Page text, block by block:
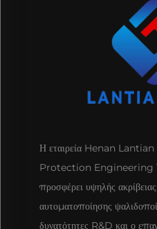
Η εταιρεία Henan
Protection Engineering
προσφέρει υψηλής
αυτοματοποίησης
δυνατότητες R&D και ο